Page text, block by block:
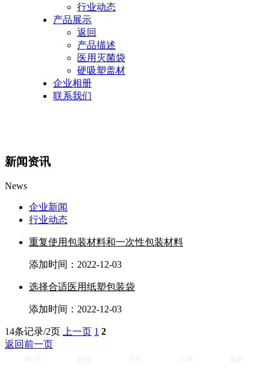
行业动态
产品展示
返回
产品描述
医用灭菌袋
硬吸塑盖材
企业相册
联系我们
新闻资讯
News
企业新闻
行业动态
重复使用包装材料和一次性包装材料
添加时间：2022-12-03
选择合适医用纸塑包装袋
添加时间：2022-12-03
14条记录/2页 上一页 1 2
返回前一页